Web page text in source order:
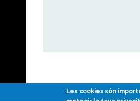
Les cookies són